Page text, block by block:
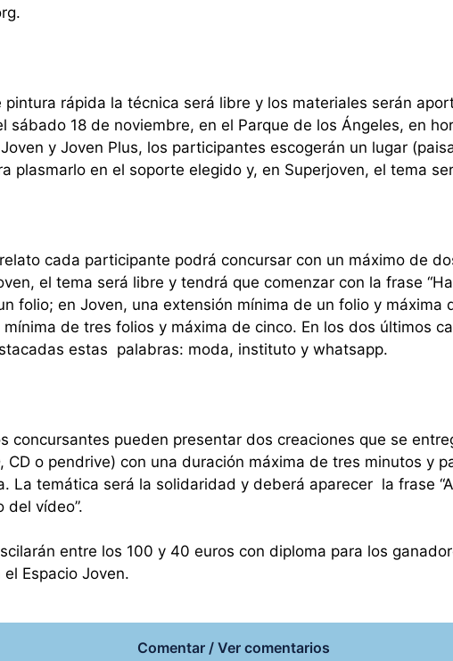
pintura rápida la técnica será libre y los materiales serán
sábado 18 de noviembre, en el Parque de los Ángeles, en
y Joven Plus, los participantes escogerán un lugar
plasmarlo en el soporte elegido y, en Superjoven, el tema
cada participante podrá concursar con un máximo de
el tema será libre y tendrá que comenzar con la frase
folio; en Joven, una extensión mínima de un folio y máxima
de tres folios y máxima de cinco. En los dos últimos
estas palabras: moda, instituto y whatsapp.
concursantes pueden presentar dos creaciones que se
CD o pendrive) con una duración máxima de tres minutos y
La temática será la solidaridad y deberá aparecer la frase
del vídeo”.
entre los 100 y 40 euros con diploma para los
Espacio Joven.
Comentar / Ver comentarios